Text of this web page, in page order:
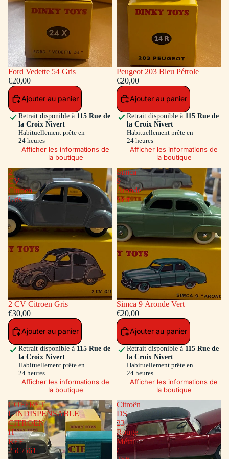
Ford Vedette 54 Gris
€20,00
Ajouter au panier
Retrait disponible à 115 Rue de
la Croix Nivert
Habituellement prête en
24 heures
Afficher les informations de
la boutique
Peugeot 203 Bleu Pétrole
€20,00
Ajouter au panier
Retrait disponible à 115 Rue de
la Croix Nivert
Habituellement prête en
24 heures
Afficher les informations de
la boutique
2
CV
Citroen
Gris
2 CV Citroen Gris
€30,00
Ajouter au panier
Retrait disponible à 115 Rue de
la Croix Nivert
Habituellement prête en
24 heures
Afficher les informations de
la boutique
Simca
9
Aronde
Vert
Simca 9 Aronde Vert
€20,00
Ajouter au panier
Retrait disponible à 115 Rue de
la Croix Nivert
Habituellement prête en
24 heures
Afficher les informations de
la boutique
COFFRET
L'INDISPENSABLE
CITROEN
H
REF
25C/561
Citroën
DS
23
Rouge
Métal
/